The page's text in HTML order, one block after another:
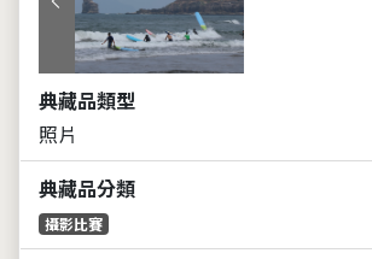
上一張
典藏品類型
照片
典藏品分類
攝影比賽